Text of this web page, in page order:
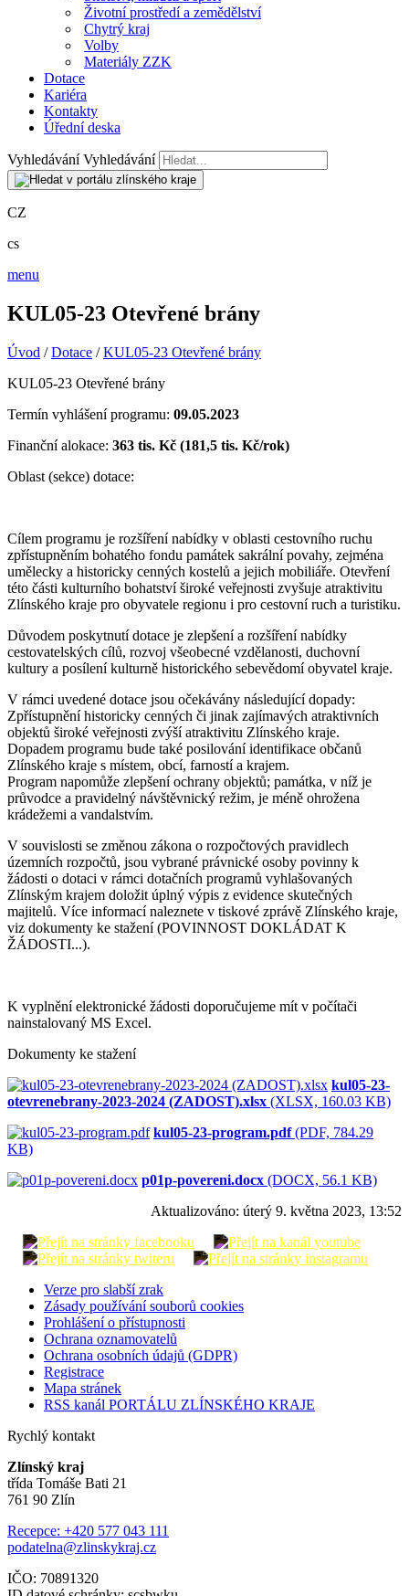
Životní prostředí a zemědělství
Chytrý kraj
Volby
Materiály ZZK
Dotace
Kariéra
Kontakty
Úřední deska
Vyhledávání Vyhledávání
CZ
cs
menu
KUL05-23 Otevřené brány
Úvod /Dotace /KUL05-23 Otevřené brány
KUL05-23 Otevřené brány
Termín vyhlášení programu: 09.05.2023
Finanční alokace: 363 tis. Kč (181,5 tis. Kč/rok)
Oblast (sekce) dotace:
Cílem programu je rozšíření nabídky v oblasti cestovního ruchu
zpřístupněním bohatého fondu památek sakrální povahy, zejména
umělecky a historicky cenných kostelů a jejich mobiliáře. Otevření
této části kulturního bohatství široké veřejnosti zvyšuje atraktivitu
Zlínského kraje pro obyvatele regionu i pro cestovní ruch a turistiku.
Důvodem poskytnutí dotace je zlepšení a rozšíření nabídky
cestovatelských cílů, rozvoj všeobecné vzdělanosti, duchovní
kultury a posílení kulturně historického sebevědomí obyvatel kraje.
V rámci uvedené dotace jsou očekávány následující dopady:
Zpřístupnění historicky cenných či jinak zajímavých atraktivních
objektů široké veřejnosti zvýší atraktivitu Zlínského kraje.
Dopadem programu bude také posilování identifikace občanů
Zlínského kraje s místem, obcí, farností a krajem.
Program napomůže zlepšení ochrany objektů; památka, v níž je
průvodce a pravidelný návštěvnický režim, je méně ohrožena
krádežemi a vandalstvím.
V souvislosti se změnou zákona o rozpočtových pravidlech
územních rozpočtů, jsou vybrané právnické osoby povinny k
žádosti o dotaci v rámci dotačních programů vyhlašovaných
Zlínským krajem doložit úplný výpis z evidence skutečných
majitelů. Více informací naleznete v tiskové zprávě Zlínského kraje,
viz dokumenty ke stažení (POVINNOST DOKLÁDAT K
ŽÁDOSTI...).
K vyplnění elektronické žádosti doporučujeme mít v počítači
nainstalovaný MS Excel.
Dokumenty ke stažení
kul05-23-
otevrenebrany-2023-2024 (ZADOST).xlsx (XLSX, 160.03 KB)
kul05-23-program.pdf(PDF, 784.29
KB)
p01p-povereni.docx (DOCX, 56.1 KB)
Aktualizováno: úterý 9. května 2023, 13:52
Verze pro slabší zrak
Zásady používání souborů cookies
Prohlášení o přístupnosti
Ochrana oznamovatelů
Ochrana osobních údajů (GDPR)
Registrace
Mapa stránek
RSS kanál PORTÁLU ZLÍNSKÉHO KRAJE
Rychlý kontakt
Zlínský kraj
třída Tomáše Bati 21
761 90 Zlín
Recepce: +420 577 043 111
podatelna@zlinskykraj.cz
IČO: 70891320